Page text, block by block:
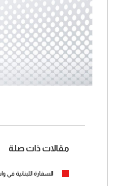
مقالات ذات صلة
السفارة اللبنانية